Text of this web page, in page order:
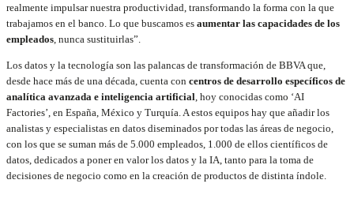
realmente impulsar nuestra productividad, transformando la forma con la que
trabajamos en el banco. Lo que buscamos es aumentar las capacidades de los
empleados , nunca sustituirlas”.
Los datos y la tecnología son las palancas de transformación de BBVA que,
desde hace más de una década, cuenta con centros de desarrollo específicos de
analítica avanzada e inteligencia artificial , hoy conocidas como ‘AI
Factories’, en España, México y Turquía. A estos equipos hay que añadir los
analistas y especialistas en datos diseminados por todas las áreas de negocio,
con los que se suman más de 5.000 empleados, 1.000 de ellos científicos de
datos, dedicados a poner en valor los datos y la IA, tanto para la toma de
decisiones de negocio como en la creación de productos de distinta índole.